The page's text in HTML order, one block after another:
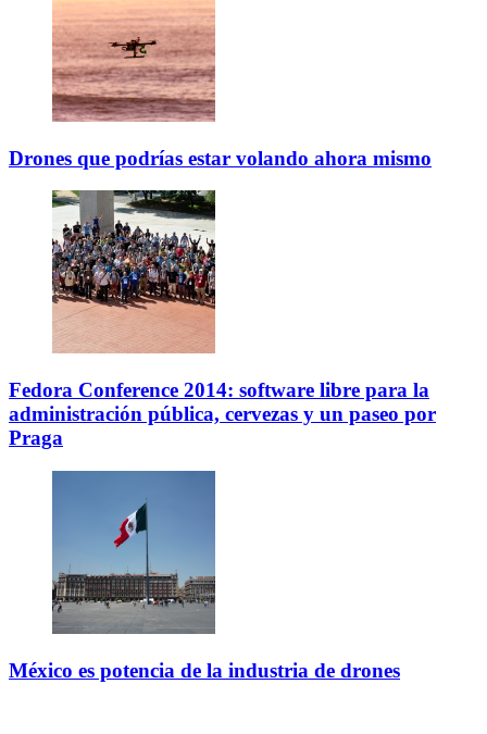
Drones que podrías estar volando ahora mismo
Fedora Conference 2014: software libre para la
administración pública, cervezas y un paseo por
Praga
México es potencia de la industria de drones